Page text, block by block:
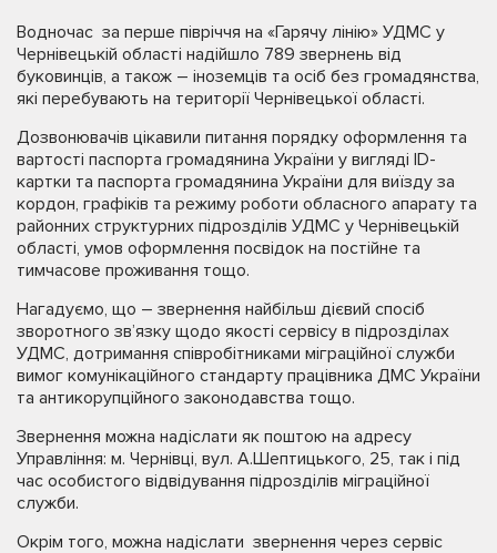
Водночас за перше півріччя на «Гарячу лінію» УДМС у
Чернівецькій області надійшло 789 звернень від
буковинців, а також – іноземців та осіб без громадянства,
які перебувають на території Чернівецької області.
Дозвонювачів цікавили питання порядку оформлення та
вартості паспорта громадянина України у вигляді ID-
картки та паспорта громадянина України для виїзду за
кордон, графіків та режиму роботи обласного апарату та
районних структурних підрозділів УДМС у Чернівецькій
області, умов оформлення посвідок на постійне та
тимчасове проживання тощо.
Нагадуємо, що – звернення найбільш дієвий спосіб
зворотного зв’язку щодо якості сервісу в підрозділах
УДМС, дотримання співробітниками міграційної служби
вимог комунікаційного стандарту працівника ДМС України
та антикорупційного законодавства тощо.
Звернення можна надіслати як поштою на адресу
Управління: м. Чернівці, вул. А.Шептицького, 25, так і під
час особистого відвідування підрозділів міграційної
служби.
Окрім того, можна надіслати звернення через сервіс